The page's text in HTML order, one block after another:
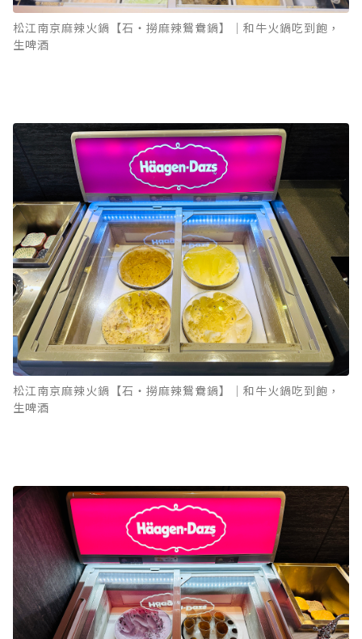
松江南京麻辣火鍋【石‧撈麻辣鴛鴦鍋】｜和牛火鍋吃到飽，
生啤酒
松江南京麻辣火鍋【石‧撈麻辣鴛鴦鍋】｜和牛火鍋吃到飽，
生啤酒